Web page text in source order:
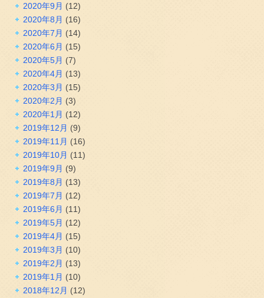
2020年9月 (12)
2020年8月 (16)
2020年7月 (14)
2020年6月 (15)
2020年5月 (7)
2020年4月 (13)
2020年3月 (15)
2020年2月 (3)
2020年1月 (12)
2019年12月 (9)
2019年11月 (16)
2019年10月 (11)
2019年9月 (9)
2019年8月 (13)
2019年7月 (12)
2019年6月 (11)
2019年5月 (12)
2019年4月 (15)
2019年3月 (10)
2019年2月 (13)
2019年1月 (10)
2018年12月 (12)